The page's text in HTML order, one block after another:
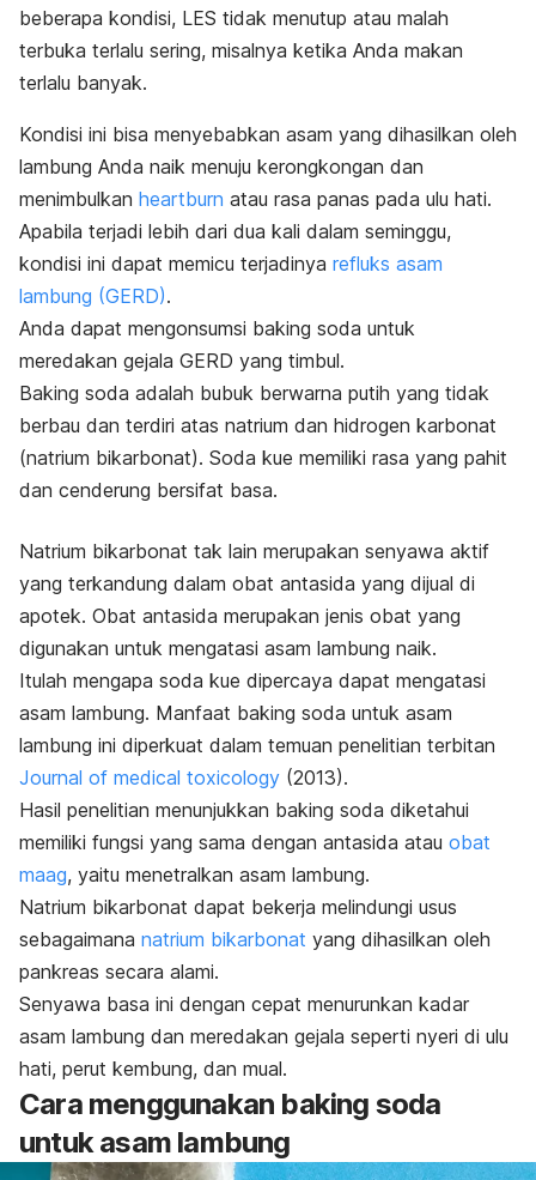
beberapa kondisi, LES tidak menutup atau malah
terbuka terlalu sering, misalnya ketika Anda makan
terlalu banyak.
Kondisi ini bisa menyebabkan asam yang dihasilkan oleh
lambung Anda naik menuju kerongkongan dan
menimbulkan heartburn atau rasa panas pada ulu hati.
Apabila terjadi lebih dari dua kali dalam seminggu,
kondisi ini dapat memicu terjadinya refluks asam
lambung (GERD).
Anda dapat mengonsumsi baking soda untuk
meredakan gejala GERD yang timbul.
Baking soda adalah bubuk berwarna putih yang tidak
berbau dan terdiri atas natrium dan hidrogen karbonat
(natrium bikarbonat). Soda kue memiliki rasa yang pahit
dan cenderung bersifat basa.
Natrium bikarbonat tak lain merupakan senyawa aktif
yang terkandung dalam obat antasida yang dijual di
apotek. Obat antasida merupakan jenis obat yang
digunakan untuk mengatasi asam lambung naik.
Itulah mengapa soda kue dipercaya dapat mengatasi
asam lambung. Manfaat baking soda untuk asam
lambung ini diperkuat dalam temuan penelitian terbitan
Journal of medical toxicology (2013).
Hasil penelitian menunjukkan baking soda diketahui
memiliki fungsi yang sama dengan antasida atau obat
maag, yaitu menetralkan asam lambung.
Natrium bikarbonat dapat bekerja melindungi usus
sebagaimana natrium bikarbonat yang dihasilkan oleh
pankreas secara alami.
Senyawa basa ini dengan cepat menurunkan kadar
asam lambung dan meredakan gejala seperti nyeri di ulu
hati, perut kembung, dan mual.
Cara menggunakan baking soda
untuk asam lambung